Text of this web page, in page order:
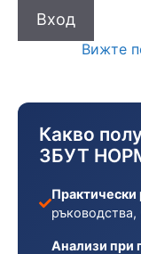
Вижте
Какво
ЗБУТ
Практически
ръководства,
Анализи при